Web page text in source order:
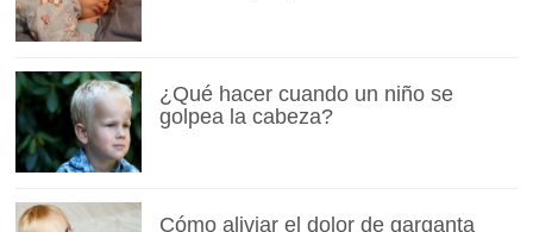
¿Qué hacer cuando un niño se
golpea la cabeza?
Cómo aliviar el dolor de garganta